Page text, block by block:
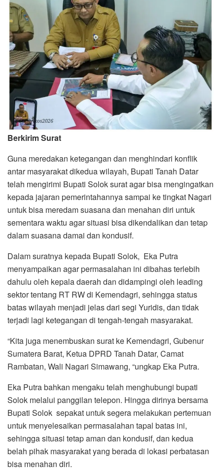
Berkirim Surat
Guna meredakan ketegangan dan menghindari konflik
antar masyarakat dikedua wilayah, Bupati Tanah Datar
telah mengirimi Bupati Solok surat agar bisa mengingatkan
kepada jajaran pemerintahannya sampai ke tingkat Nagari
untuk bisa meredam suasana dan menahan diri untuk
sementara waktu agar situasi bisa dikendalikan dan tetap
dalam suasana damai dan kondusif.
Dalam suratnya kepada Bupati Solok, Eka Putra
menyampaikan agar permasalahan ini dibahas terlebih
dahulu oleh kepala daerah dan didampingi oleh leading
sektor tentang RT RW di Kemendagri, sehingga status
batas wilayah menjadi jelas dari segi Yuridis, dan tidak
terjadi lagi ketegangan di tengah-tengah masyarakat.
“Kita juga menembuskan surat ke Kemendagri, Gubenur
Sumatera Barat, Ketua DPRD Tanah Datar, Camat
Rambatan, Wali Nagari Simawang, “ungkap Eka Putra.
Eka Putra bahkan mengaku telah menghubungi bupati
Solok melalui panggilan telepon. Hingga dirinya bersama
Bupati Solok sepakat untuk segera melakukan pertemuan
untuk menyelesaikan permasalahan tapal batas ini,
sehingga situasi tetap aman dan kondusif, dan kedua
belah pihak masyarakat yang berada di lokasi perbatasan
bisa menahan diri.